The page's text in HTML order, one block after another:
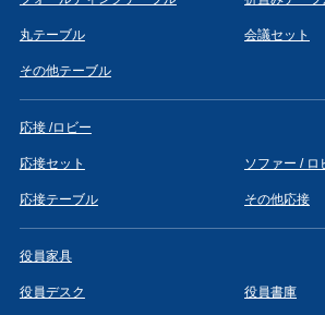
丸テーブル 会議セット
その他テーブル
応接 /ロビー
応接セット ソファー / ロ
応接テーブル その他応接
役員家具
役員デスク 役員書庫